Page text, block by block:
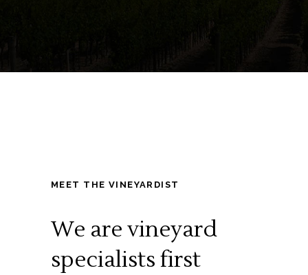
MEET THE VINEYARDIST
We are vineyard
specialists first